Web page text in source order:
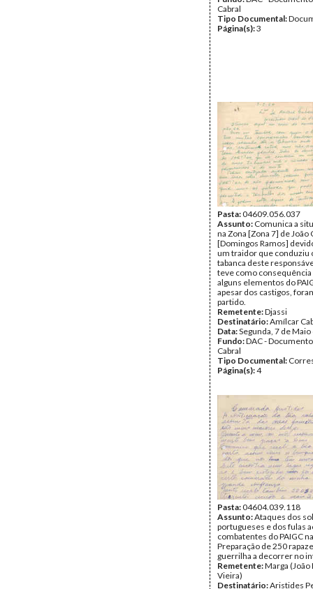
Cabral
Tipo Documental:
Página(s):3
Pasta:04609.056.037
Assunto: Comunica a
na Zona [Zona 7] de João
[Domingos Ramos]
um traidor que conduziu
tabanca deste
teve como consequência
alguns elementos do
apesar dos castigos,
partido.
Remetente:Djassi
Destinatário:Amílcar
Data:Segunda, 7 de
Fundo:DAC -
Cabral
Tipo Documental:
Página(s):4
Pasta:04604.039.118
Assunto:Ataques dos
portugueses e dos fulas
combatentes do PAIGC
Preparação de 250
guerrilha a decorrer no
Remetente:Marga
Vieira)
Destinatário:Aristides